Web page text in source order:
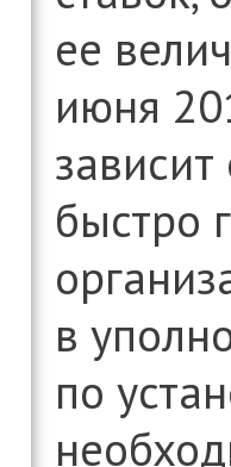
ее
июня
зависит
быстро
в
по